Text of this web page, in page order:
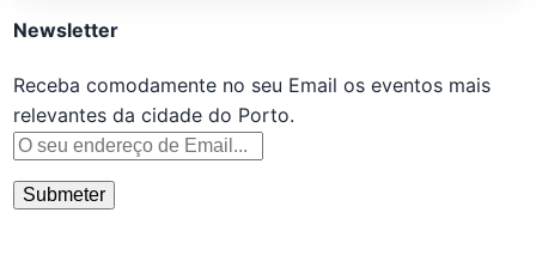
Newsletter
Receba comodamente no seu Email os eventos mais
relevantes da cidade do Porto.